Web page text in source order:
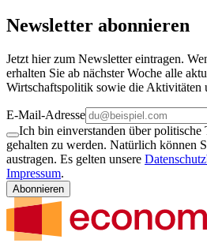
Newsletter abonnieren
Jetzt hier zum Newsletter eintragen.
erhalten Sie ab nächster Woche alle
Wirtschaftspolitik sowie die Aktivitäten
E-Mail-Adresse
Ich bin einverstanden über politische
gehalten zu werden. Natürlich können
austragen. Es gelten unsere
Impressum.
Abonnieren